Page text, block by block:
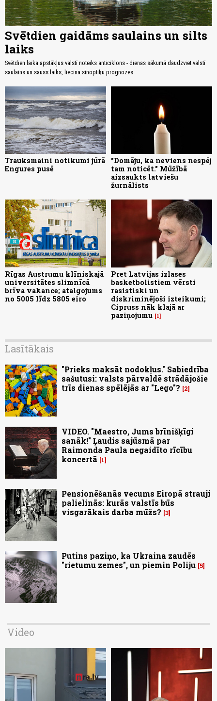
Svētdien gaidāms saulains un silts
laiks
Svētdien laika apstākļus valstī noteiks anticiklons - dienas sākumā daudzviet valstī
saulains un sauss laiks, liecina sinoptiķu prognozes.
Trauksmaini notikumi jūrā
Engures pusē
"Domāju, ka neviens nespēj
tam noticēt." Mūžībā
aizsaukts latviešu
žurnālists
Rīgas Austrumu klīniskajā
universitātes slimnīcā
brīva vakance; atalgojums
no 5005 līdz 5805 eiro
Pret Latvijas izlases
basketbolistiem vērsti
rasistiski un
diskriminējoši izteikumi;
Cipruss nāk klajā ar
paziņojumu 1
Lasītākais
"Prieks maksāt nodokļus." Sabiedrība
sašutusi: valsts pārvaldē strādājošie
trīs dienas spēlējās ar "Lego"?
2
VIDEO. "Maestro, Jums brīnišķīgi
sanāk!" Ļaudis sajūsmā par
Raimonda Paula negaidīto rīcību
koncertā
1
Pensionēšanās vecums Eiropā strauji
palielinās: kurās valstīs būs
visgarākais darba mūžs? 3
Putins paziņo, ka Ukraina zaudēs
"rietumu zemes", un piemin Poliju 5
Video